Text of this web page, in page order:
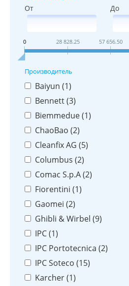
От До
0 28 828.25 57 656.50
Производитель
Baiyun (1)
Bennett (3)
Biemmedue (1)
ChaoBao (2)
Cleanfix AG (5)
Columbus (2)
Comac S.p.A (2)
Fiorentini (1)
Gaomei (2)
Ghibli & Wirbel (9)
IPC (1)
IPC Portotecnica (2)
IPC Soteco (15)
Karcher (1)